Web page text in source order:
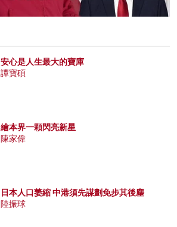
安心是人生最大的寶庫
譚寶碩
繪本界一顆閃亮新星
陳家偉
日本人口萎縮 中港須先謀劃免步其後塵
陸振球